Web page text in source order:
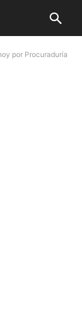
por Procuraduría